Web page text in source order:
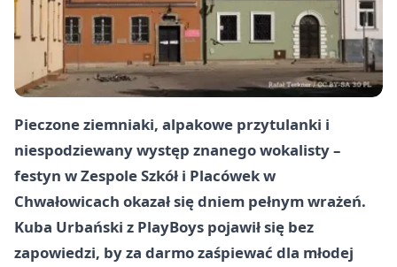
Pieczone ziemniaki, alpakowe przytulanki i
niespodziewany występ znanego wokalisty –
festyn w Zespole Szkół i Placówek w
Chwałowicach okazał się dniem pełnym wrażeń.
Kuba Urbański z PlayBoys pojawił się bez
zapowiedzi, by za darmo zaśpiewać dla młodej